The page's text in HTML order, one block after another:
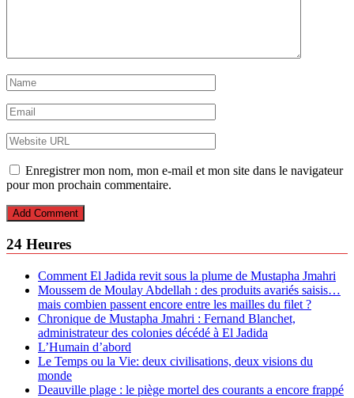
Enregistrer mon nom, mon e-mail et mon site dans le navigateur
pour mon prochain commentaire.
24 Heures
Comment El Jadida revit sous la plume de Mustapha Jmahri
Moussem de Moulay Abdellah : des produits avariés saisis…
mais combien passent encore entre les mailles du filet ?
Chronique de Mustapha Jmahri : Fernand Blanchet,
administrateur des colonies décédé à El Jadida
L’Humain d’abord
Le Temps ou la Vie: deux civilisations, deux visions du
monde
Deauville plage : le piège mortel des courants a encore frappé